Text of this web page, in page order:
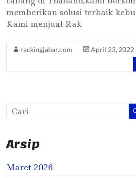
memberikan solusi terbaik
Kami menjual Rak
rackingjabar.com April 23, 2022
Arsip
Maret 2026